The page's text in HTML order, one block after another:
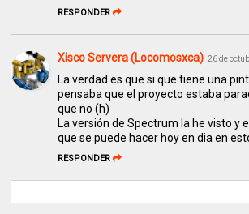
RESPONDER
Xisco Servera (Locomosxca) 26 de
La verdad es que si que tiene una
pensaba que el proyecto estaba
que no (h)
La versión de Spectrum la he visto y
que se puede hacer hoy en dia en
RESPONDER